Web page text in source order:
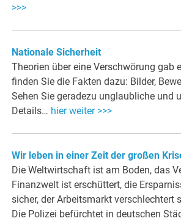
>>>
Nationale Sicherheit
Theorien über eine Verschwörung gab
finden Sie die Fakten dazu: Bilder,
Sehen Sie geradezu unglaubliche und
Details… hier weiter >>>
Wir leben in einer Zeit der großen
Die Weltwirtschaft ist am Boden, das
Finanzwelt ist erschüttert, die
sicher, der Arbeitsmarkt verschlechtert
Die Polizei befürchtet in deutschen